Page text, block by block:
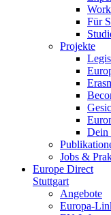
Für
Projekte
Dein
Jobs &
Europe Direct
Stuttgart
Angebote
Europa-